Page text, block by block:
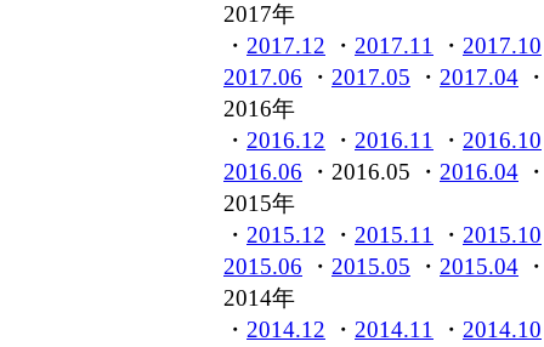
2017年
・ 2017.12 ・ 2017.11 ・ 2017.10
2017.06 ・ 2017.05 ・ 2017.04
2016年
・ 2016.12 ・ 2016.11 ・ 2016.10
2016.06 ・2016.05 ・ 2016.04
2015年
・ 2015.12 ・ 2015.11 ・ 2015.10
2015.06 ・ 2015.05 ・ 2015.04
2014年
・ 2014.12 ・ 2014.11 ・ 2014.10